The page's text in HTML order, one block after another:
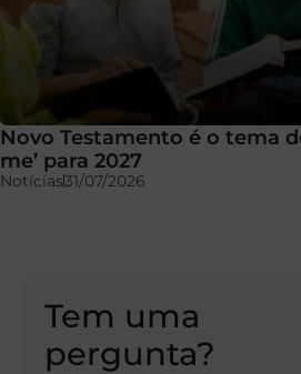
Novo Testamento é o tema
me’ para 2027
Notícias31/07/2026
Tem uma
pergunta?